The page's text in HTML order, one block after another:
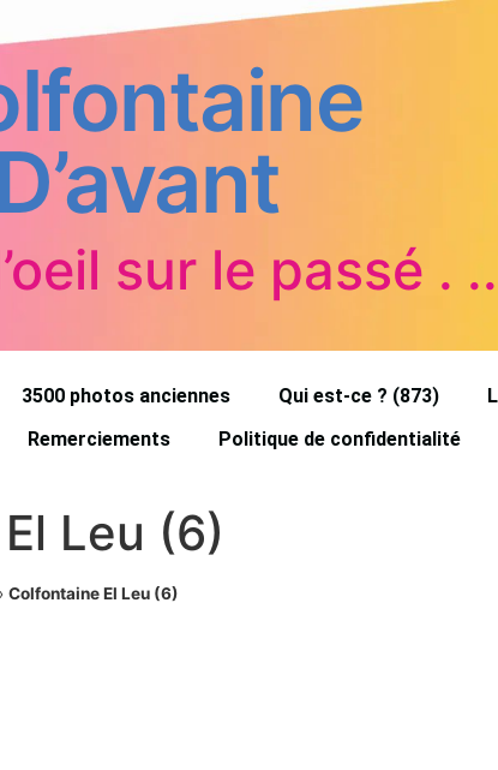
D’avant
sur le passé . ..
3500 photos anciennes Qui est-ce ? (873)
Remerciements Politique de confidentialité
Leu (6)
Colfontaine El Leu (6)